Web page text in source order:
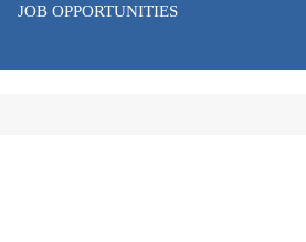
JOB OPPORTUNITIES